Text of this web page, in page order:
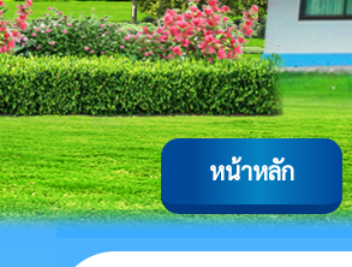
หน้าหลัก